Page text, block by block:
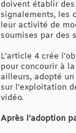
doivent établir
signalements, les
leur activité de
soumises par des
L’article 4 crée
pour concourir à
ailleurs, adopté
sur l’exploitation
vidéo.
Après l’adoption